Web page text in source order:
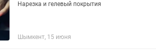
Нарезка и гелевый покрытия
Шымкент, 15 июня